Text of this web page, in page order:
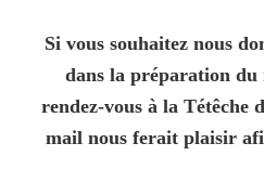
Si vous souhaitez nous
dans la préparation du
rendez-vous à la Tétêche
mail nous ferait plaisir